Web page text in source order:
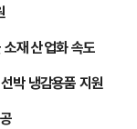
재 산업화 속도
박 냉감용품 지원